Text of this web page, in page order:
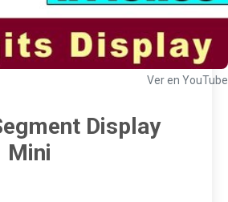
Ver en YouTube
Display
Mini